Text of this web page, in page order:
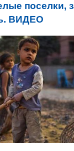
поселки,
ВИДЕО